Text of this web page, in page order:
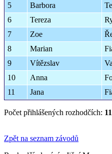
5
Barbora
6
Tereza
7
Zoe
8
Marian
9
Vítězslav
10
Anna
11
Jana
Počet přihlášených rozhodčích: 11
Zpět na seznam závodů